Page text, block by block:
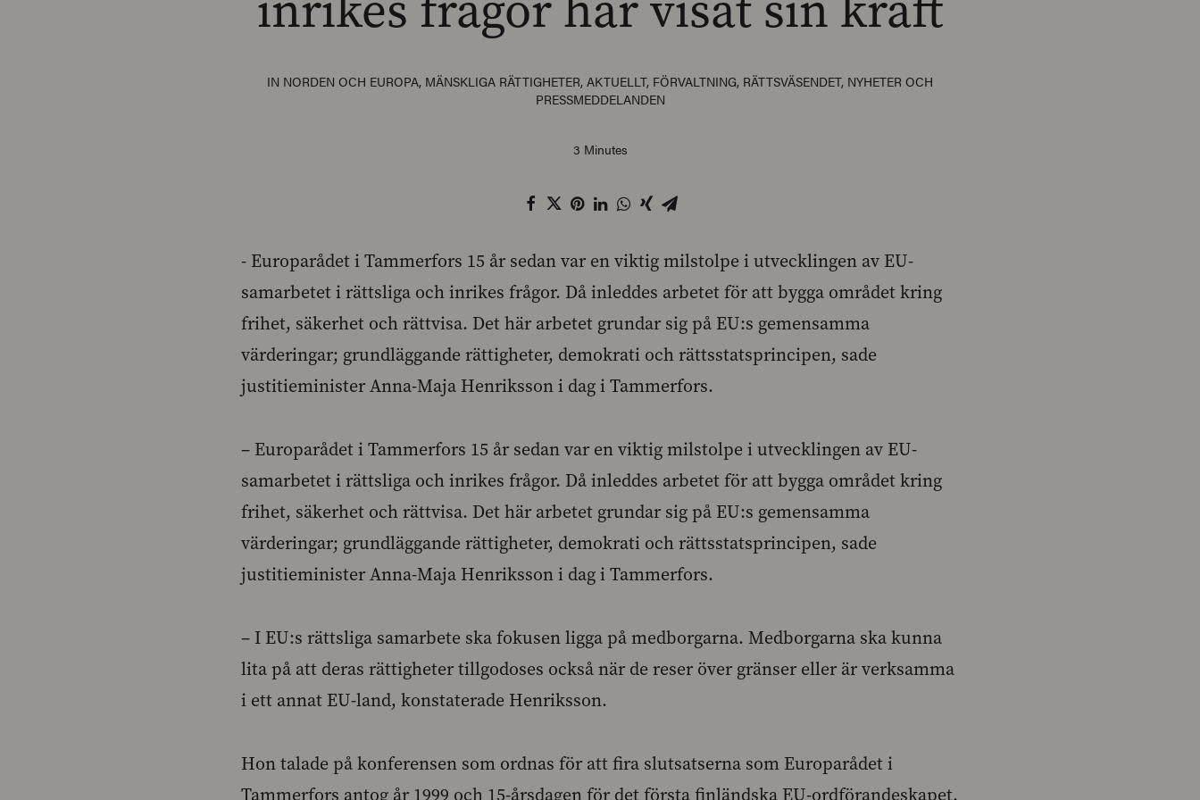
IN NORDEN OCH EUROPA, MÄNSKLIGA RÄTTIGHETER, AKTUELLT, FÖRVALTNING, RÄTTSVÄSENDET, NYHETER OCH
PRESSMEDDELANDEN
3 Minutes
- Europarådet i Tammerfors 15 år sedan var en viktig milstolpe i utvecklingen av EU-
samarbetet i rättsliga och inrikes frågor. Då inleddes arbetet för att bygga området kring
frihet, säkerhet och rättvisa. Det här arbetet grundar sig på EU:s gemensamma
värderingar; grundläggande rättigheter, demokrati och rättsstatsprincipen, sade
justitieminister Anna-Maja Henriksson i dag i Tammerfors.
– Europarådet i Tammerfors 15 år sedan var en viktig milstolpe i utvecklingen av EU-
samarbetet i rättsliga och inrikes frågor. Då inleddes arbetet för att bygga området kring
frihet, säkerhet och rättvisa. Det här arbetet grundar sig på EU:s gemensamma
värderingar; grundläggande rättigheter, demokrati och rättsstatsprincipen, sade
justitieminister Anna-Maja Henriksson i dag i Tammerfors.
– I EU:s rättsliga samarbete ska fokusen ligga på medborgarna. Medborgarna ska kunna
lita på att deras rättigheter tillgodoses också när de reser över gränser eller är verksamma
i ett annat EU-land, konstaterade Henriksson.
Hon talade på konferensen som ordnas för att fira slutsatserna som Europarådet i
Tammerfors antog år 1999 och 15-årsdagen för det första finländska EU-ordförandeskapet.